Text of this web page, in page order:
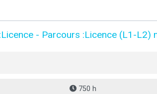
- Parcours :Licence (L1-
750 h